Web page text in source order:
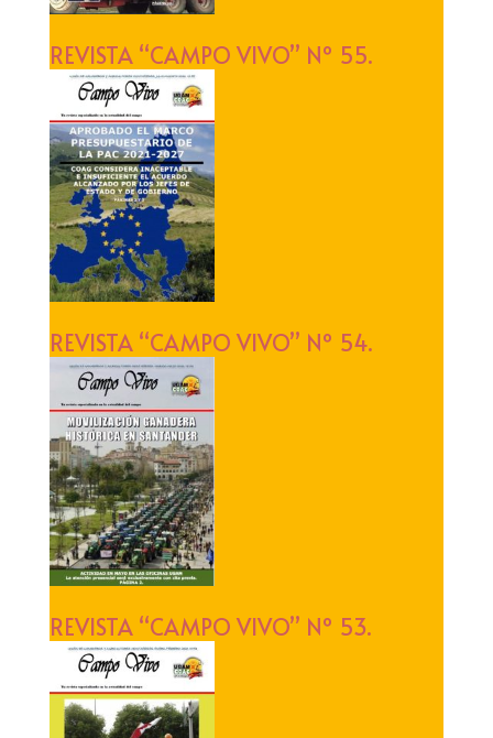
REVISTA “CAMPO VIVO” Nº 55.
REVISTA “CAMPO VIVO” Nº 54.
REVISTA “CAMPO VIVO” Nº 53.